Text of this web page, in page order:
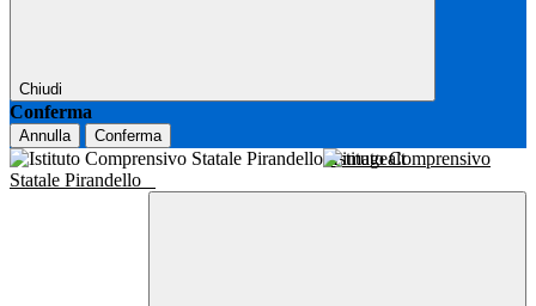
Chiudi
Conferma
Annulla Conferma
Istituto Comprensivo
Statale Pirandello